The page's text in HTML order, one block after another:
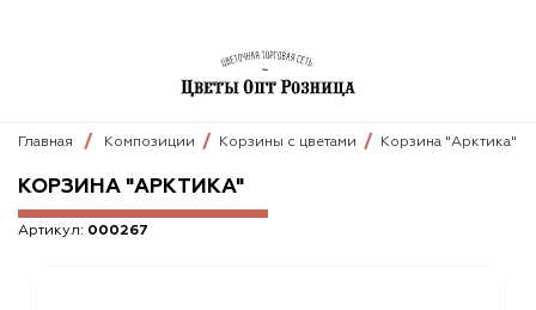
Главная Композиции Корзины с цветами Корзина "Арктика"
КОРЗИНА "АРКТИКА"
Артикул: 000267